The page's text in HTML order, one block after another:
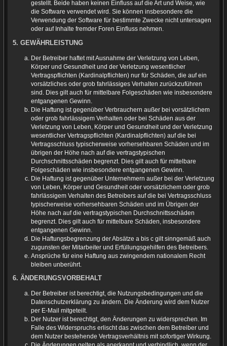
gestellt. Beide haben keinen Einfluss auf die Art und Weise, wie
die Software verwendet wird. Sie können insbesondere die
Verwendung der Software für bestimmte Zwecke nicht untersagen
oder auf Inhalte fremder Foren Einfluss nehmen.
5. GEWÄHRLEISTUNG
Der Betreiber haftet mit Ausnahme der Verletzung von Leben,
Körper und Gesundheit und der Verletzung wesentlicher
Vertragspflichten (Kardinalpflichten) nur für Schäden, die auf ein
vorsätzliches oder grob fahrlässiges Verhalten zurückzuführen
sind. Dies gilt auch für mittelbare Folgeschäden wie insbesondere
entgangenen Gewinn.
Die Haftung ist gegenüber Verbrauchern außer bei vorsätzlichem
oder grob fahrlässigem Verhalten oder bei Schäden aus der
Verletzung von Leben, Körper und Gesundheit und der Verletzung
wesentlicher Vertragspflichten (Kardinalpflichten) auf die bei
Vertragsschluss typischerweise vorhersehbaren Schäden und im
übrigen der Höhe nach auf die vertragstypischen
Durchschnittsschäden begrenzt. Dies gilt auch für mittelbare
Folgeschäden wie insbesondere entgangenen Gewinn.
Die Haftung ist gegenüber Unternehmern außer bei der Verletzung
von Leben, Körper und Gesundheit oder vorsätzlichem oder grob
fahrlässigem Verhalten des Betreibers auf die bei Vertragsschluss
typischerweise vorhersehbaren Schäden und im Übrigen der
Höhe nach auf die vertragstypischen Durchschnittsschäden
begrenzt. Dies gilt auch für mittelbare Schäden, insbesondere
entgangenen Gewinn.
Die Haftungsbegrenzung der Absätze a bis c gilt sinngemäß auch
zugunsten der Mitarbeiter und Erfüllungsgehilfen des Betreibers.
Ansprüche für eine Haftung aus zwingendem nationalem Recht
bleiben unberührt.
6. ÄNDERUNGSVORBEHALT
Der Betreiber ist berechtigt, die Nutzungsbedingungen und die
Datenschutzerklärung zu ändern. Die Änderung wird dem Nutzer
per E-Mail mitgeteilt.
Der Nutzer ist berechtigt, den Änderungen zu widersprechen. Im
Falle des Widerspruchs erlischt das zwischen dem Betreiber und
dem Nutzer bestehende Vertragsverhältnis mit sofortiger Wirkung.